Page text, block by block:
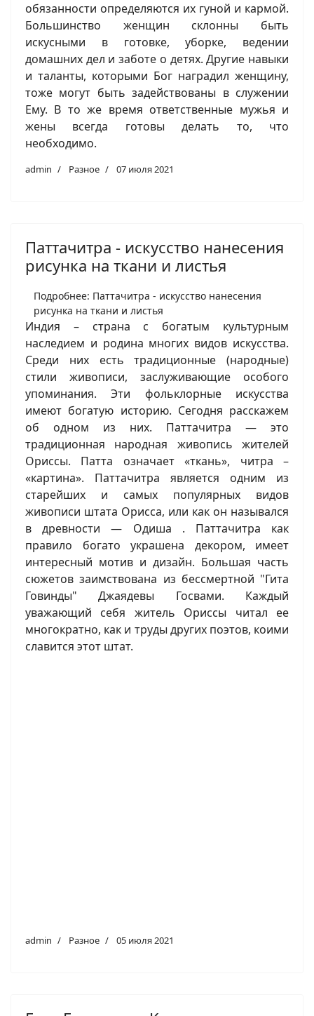
обязанности определяются их гуной и кармой.
Большинство женщин склонны быть
искусными в готовке, уборке, ведении
домашних дел и заботе о детях. Другие навыки
и таланты, которыми Бог наградил женщину,
тоже могут быть задействованы в служении
Ему. В то же время ответственные мужья и
жены всегда готовы делать то, что
необходимо.
admin Разное 07 июля 2021
Паттачитра - искусство нанесения
рисунка на ткани и листья
Подробнее: Паттачитра - искусство нанесения
рисунка на ткани и листья
Индия – страна с богатым культурным
наследием и родина многих видов искусства.
Среди них есть традиционные (народные)
стили живописи, заслуживающие особого
упоминания. Эти фольклорные искусства
имеют богатую историю. Сегодня расскажем
об одном из них. Паттачитра — это
традиционная народная живопись жителей
Ориссы. Патта означает «ткань», читра –
«картина». Паттачитра является одним из
старейших и самых популярных видов
живописи штата Орисса, или как он назывался
в древности — Одиша . Паттачитра как
правило богато украшена декором, имеет
интересный мотив и дизайн. Большая часть
сюжетов заимствована из бессмертной "Гита
Говинды" Джаядевы Госвами. Каждый
уважающий себя житель Ориссы читал ее
многократно, как и труды других поэтов, коими
славится этот штат.
admin Разное 05 июля 2021